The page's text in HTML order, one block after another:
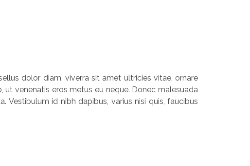
dolor diam, viverra sit amet ultricies vitae, ornare
venenatis eros metus eu neque. Donec malesuada
Vestibulum id nibh dapibus, varius nisi quis, faucibus